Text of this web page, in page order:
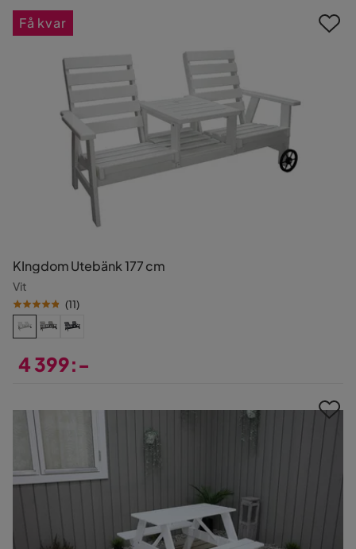
KIngdom Utebänk 177 cm
Vit
(11)
4 399:-
Få kvar